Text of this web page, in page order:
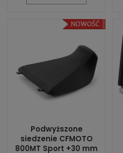
Podwyższone
siedzenie CFMOTO
800MT Sport +30 mm